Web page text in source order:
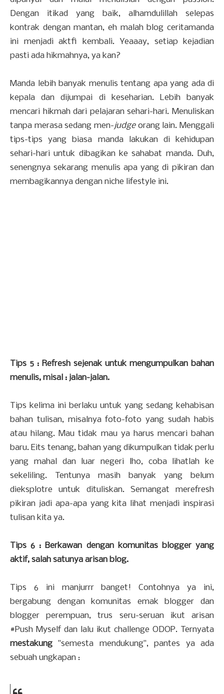
Dengan itikad yang baik, alhamdulillah selepas
kontrak dengan mantan, eh malah blog ceritamanda
ini menjadi aktfi kembali. Yeaaay, setiap kejadian
pasti ada hikmahnya, ya kan?
Manda lebih banyak menulis tentang apa yang ada di
kepala dan dijumpai di keseharian. Lebih banyak
mencari hikmah dari pelajaran sehari-hari. Menuliskan
tanpa merasa sedang men-judge orang lain. Menggali
tips-tips yang biasa manda lakukan di kehidupan
sehari-hari untuk dibagikan ke sahabat manda. Duh,
senengnya sekarang menulis apa yang di pikiran dan
membagikannya dengan niche lifestyle ini.
Tips 5 : Refresh sejenak untuk mengumpulkan bahan
menulis, misal : jalan-jalan.
Tips kelima ini berlaku untuk yang sedang kehabisan
bahan tulisan, misalnya foto-foto yang sudah habis
atau hilang. Mau tidak mau ya harus mencari bahan
baru. Eits tenang, bahan yang dikumpulkan tidak perlu
yang mahal dan luar negeri lho, coba lihatlah ke
sekeliling. Tentunya masih banyak yang belum
dieksplotre untuk dituliskan. Semangat merefresh
pikiran jadi apa-apa yang kita lihat menjadi inspirasi
tulisan kita ya.
Tips 6 : Berkawan dengan komunitas blogger yang
aktif, salah satunya arisan blog.
Tips 6 ini manjurrr banget! Contohnya ya ini,
bergabung dengan komunitas emak blogger dan
blogger perempuan, trus seru-seruan ikut arisan
#Push Myself dan lalu ikut challenge ODOP. Ternyata
mestakung "semesta mendukung", pantes ya ada
sebuah ungkapan :